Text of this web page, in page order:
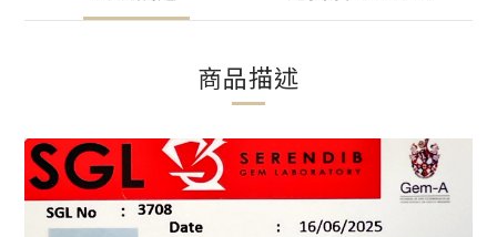
商品描述